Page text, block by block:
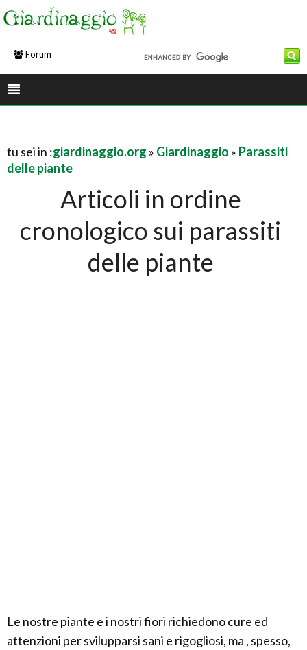
Forum
tu sei in :giardinaggio.org » Giardinaggio » Parassiti
delle piante
Articoli in ordine
cronologico sui parassiti
delle piante
Le nostre piante e i nostri fiori richiedono cure ed
attenzioni per svilupparsi sani e rigogliosi, ma , spesso,